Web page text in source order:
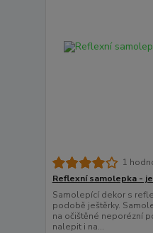
1
Reflexní samolepka -
Samolepící dekor s
podobě ještěrky.
na očištěné neporézní
nalepit i na...